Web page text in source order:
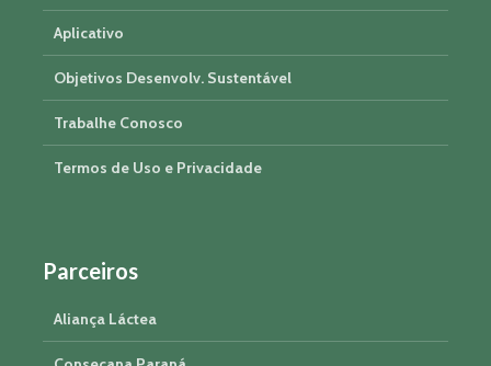
Aplicativo
Objetivos Desenvolv. Sustentável
Trabalhe Conosco
Termos de Uso e Privacidade
Parceiros
Aliança Láctea